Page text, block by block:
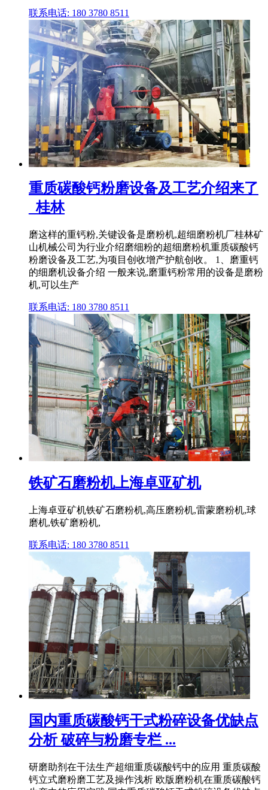
联系电话: 180 3780 8511
重质碳酸钙粉磨设备及工艺介绍来了
_桂林
磨这样的重钙粉,关键设备是磨粉机,超细磨粉机厂桂林矿
山机械公司为行业介绍磨细粉的超细磨粉机重质碳酸钙
粉磨设备及工艺,为项目创收增产护航创收。 1、磨重钙
的细磨机设备介绍 一般来说,磨重钙粉常用的设备是磨粉
机,可以生产
联系电话: 180 3780 8511
铁矿石磨粉机上海卓亚矿机
上海卓亚矿机铁矿石磨粉机,高压磨粉机,雷蒙磨粉机,球
磨机,铁矿磨粉机,
联系电话: 180 3780 8511
国内重质碳酸钙干式粉碎设备优缺点
分析 破碎与粉磨专栏 ...
研磨助剂在干法生产超细重质碳酸钙中的应用 重质碳酸
钙立式磨粉磨工艺及操作浅析 欧版磨粉机在重质碳酸钙